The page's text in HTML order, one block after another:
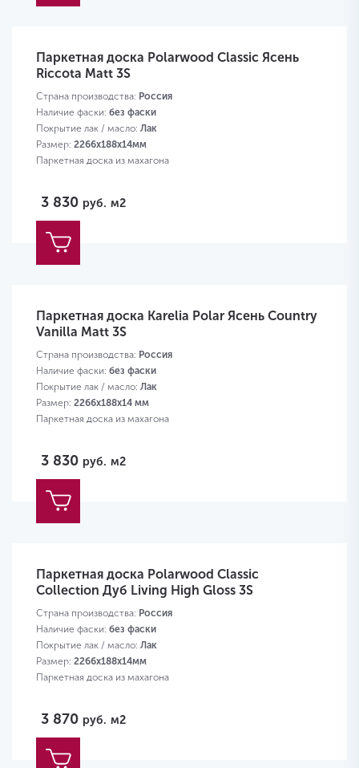
Паркетная доска Polarwood Classic Ясень
Riccota Matt 3S
Страна производства: Россия
Наличие фаски: без фаски
Покрытие лак / масло: Лак
Размер: 2266х188х14мм
Паркетная доска из махагона
3 830 руб. м2
Паркетная доска Karelia Polar Ясень Country
Vanilla Matt 3S
Страна производства: Россия
Наличие фаски: без фаски
Покрытие лак / масло: Лак
Размер: 2266х188х14 мм
Паркетная доска из махагона
3 830 руб. м2
Паркетная доска Polarwood Classic
Collection Дуб Living High Gloss 3S
Страна производства: Россия
Наличие фаски: без фаски
Покрытие лак / масло: Лак
Размер: 2266х188х14мм
Паркетная доска из махагона
3 870 руб. м2